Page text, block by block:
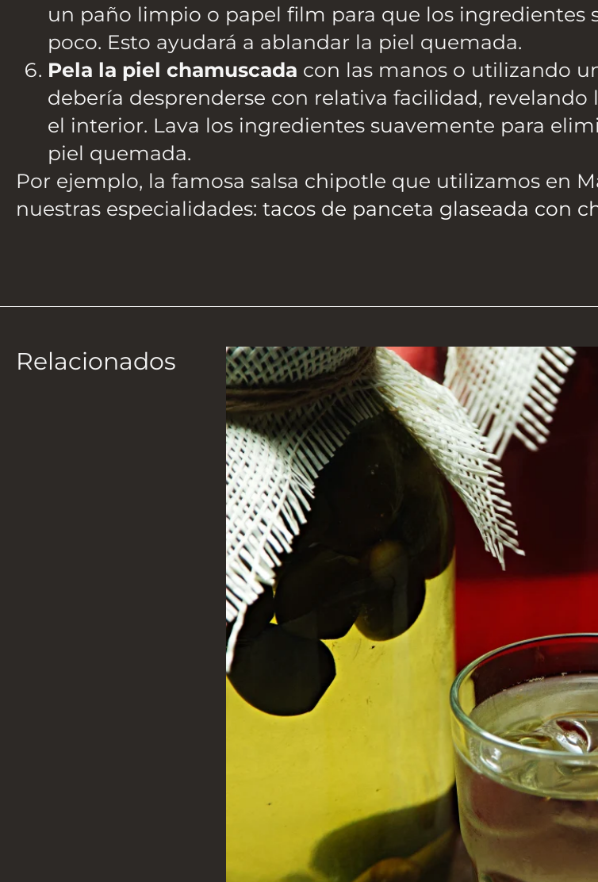
un paño limpio o papel film para que los ingredientes
poco. Esto ayudará a ablandar la piel quemada.
Pela la piel chamuscada con las manos o utilizando
debería desprenderse con relativa facilidad, revelando
el interior. Lava los ingredientes suavemente para
piel quemada.
Por ejemplo, la famosa salsa chipotle que utilizamos en
nuestras especialidades: tacos de panceta glaseada con
Relacionados